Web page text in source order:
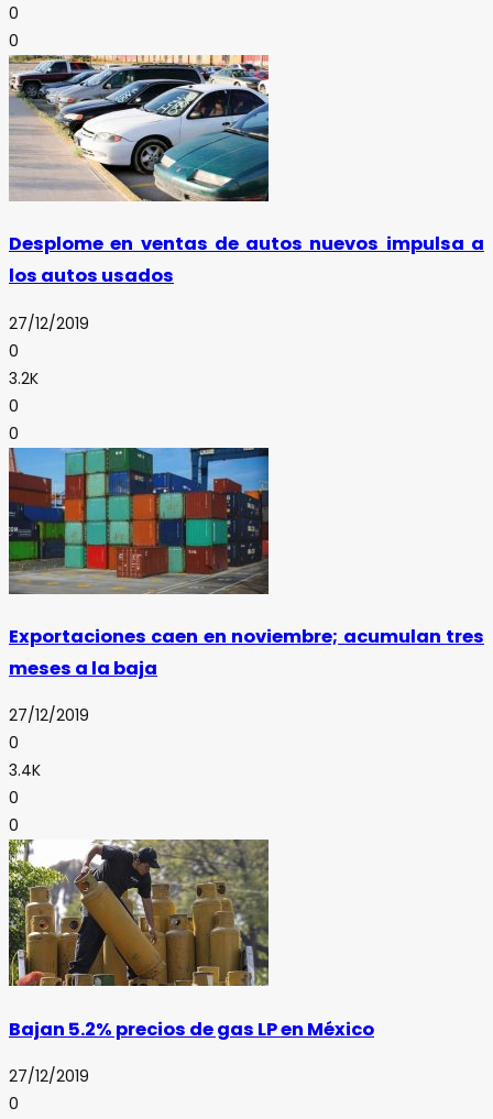
0
0
Desplome en ventas de autos nuevos impulsa a
los autos usados
27/12/2019
0
3.2K
0
0
Exportaciones caen en noviembre; acumulan tres
meses a la baja
27/12/2019
0
3.4K
0
0
Bajan 5.2% precios de gas LP en México
27/12/2019
0